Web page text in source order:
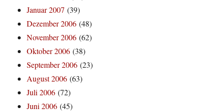
Januar 2007 (39)
Dezember 2006 (48)
November 2006 (62)
Oktober 2006 (38)
September 2006 (23)
August 2006 (63)
Juli 2006 (72)
Juni 2006 (45)